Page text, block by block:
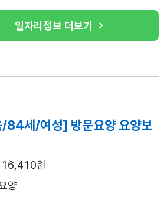
일자리정보 더보기
/84세/여성] 방문요양 요양보
16,410원
양